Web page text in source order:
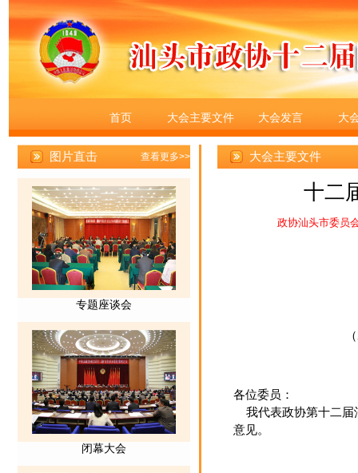
首页 大会主要文件 大会发言 大
大会主要文件
十二
政协汕头市委员
各位委员：
我代表政协第十二届
意见。